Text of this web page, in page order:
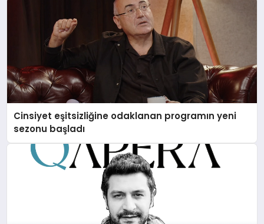
Cinsiyet eşitsizliğine odaklanan programın yeni
sezonu başladı